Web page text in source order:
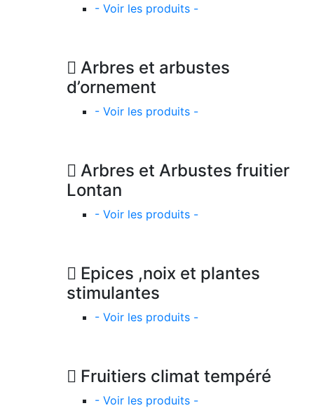
- Voir les produits -
Arbres et arbustes
d’ornement
- Voir les produits -
Arbres et Arbustes fruitier
Lontan
- Voir les produits -
Epices ,noix et plantes
stimulantes
- Voir les produits -
Fruitiers climat tempéré
- Voir les produits -